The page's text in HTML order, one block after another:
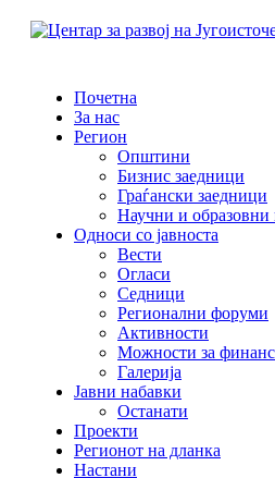
Почетна
За нас
Регион
Општини
Бизнис заедници
Граѓански заедници
Научни и образовни
Односи со јавноста
Вести
Огласи
Седници
Регионални форуми
Активности
Можности за
Галерија
Јавни набавки
Останати
Проекти
Регионот на дланка
Настани